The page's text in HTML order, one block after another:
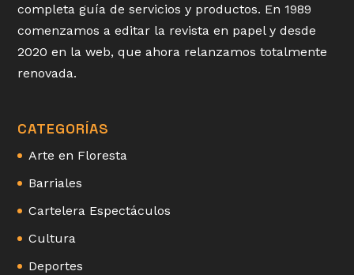
completa guía de servicios y productos. En 1989
comenzamos a editar la revista en papel y desde
2020 en la web, que ahora relanzamos totalmente
renovada.
CATEGORÍAS
Arte en Floresta
Barriales
Cartelera Espectáculos
Cultura
Deportes